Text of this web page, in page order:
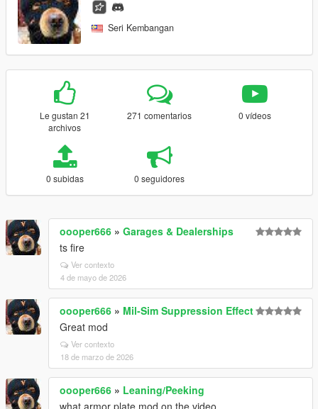
Seri Kembangan
Le gustan 21
archivos
271 comentarios 0 vídeos
0 subidas 0 seguidores
oooper666 » Garages & Dealerships
ts fire
Ver contexto
4 de mayo de 2026
oooper666 » Mil-Sim Suppression Effect
Great mod
Ver contexto
18 de marzo de 2026
oooper666 » Leaning/Peeking
what armor plate mod on the video